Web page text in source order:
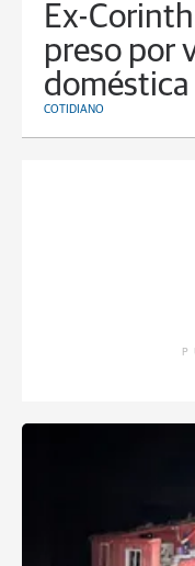
Ex-
preso por
doméstica
COTIDIANO